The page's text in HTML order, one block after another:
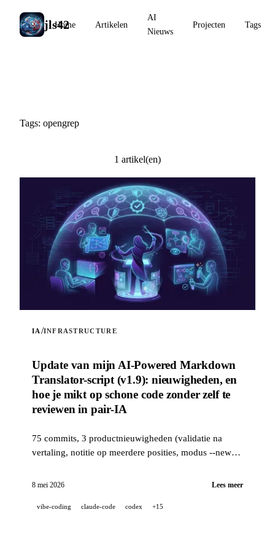
jls42
Home Artikelen
AI
Nieuws
Projecten Tags
Tags: opengrep
1 artikel(en)
IA /INFRASTRUCTURE
Update van mijn AI-Powered Markdown
Translator-script (v1.9): nieuwigheden, en
hoe je mikt op schone code zonder zelf te
reviewen in pair-IA
75 commits, 3 productnieuwigheden (validatie na
vertaling, notitie op meerdere posities, modus --news)
door AI ondersteunde PR-review) om schone code na
pair-IA.
8 mei 2026 Lees meer
vibe-coding claude-code codex +15